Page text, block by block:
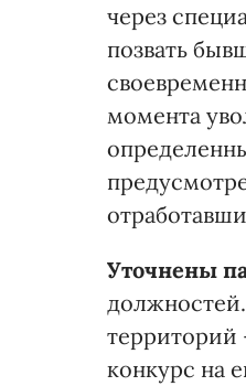
через
позвать
момента
Уточнены
территорий
конкурс на